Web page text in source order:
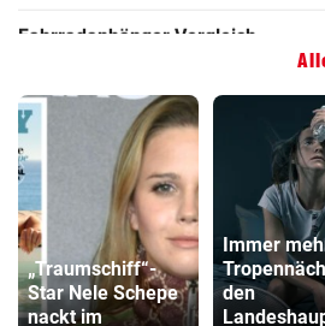
„Traumschiff“-
Star Nele Schepe
nackt im
Immer
den